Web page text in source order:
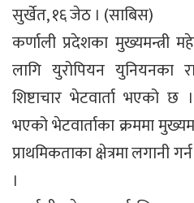
सुर्खेत, १६ जेठ । (साबिस)
कर्णाली प्रदेशका मुख्यमन्त्री
लागि युरोपियन युनियनका
शिष्टाचार भेटवार्ता भएको
भएको भेटवार्ताका क्रममा
प्राथमिकताका क्षेत्रमा लगानी
।